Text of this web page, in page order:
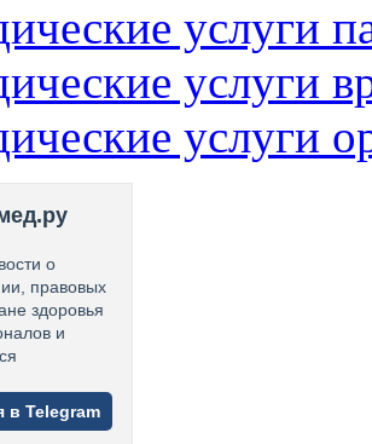
услуги
услуги
услуги
о
правовых
здоровья
и
в Telegram